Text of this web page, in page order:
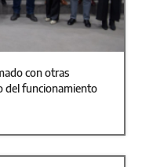
con otras
del funcionamiento